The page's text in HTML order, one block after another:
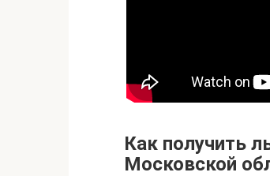
Как получить
Московской